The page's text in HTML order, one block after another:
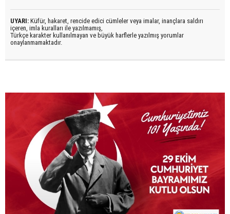
UYARI: Küfür, hakaret, rencide edici cümleler veya imalar, inançlara saldırı
içeren, imla kuralları ile yazılmamış,
Türkçe karakter kullanılmayan ve büyük harflerle yazılmış yorumlar
onaylanmamaktadır.